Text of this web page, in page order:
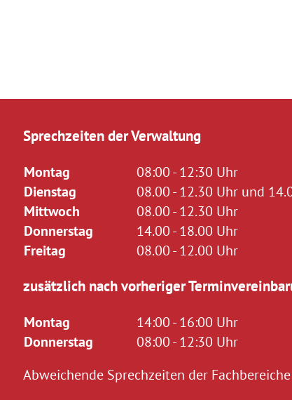
Sprechzeiten der Verwaltung
Montag
08:00 - 12:30 Uhr
Dienstag
08.00 - 12.30 Uhr und
Mittwoch
08.00 - 12.30 Uhr
Donnerstag
14.00 - 18.00 Uhr
Freitag
08.00 - 12.00 Uhr
zusätzlich nach vorheriger
Montag
14:00 - 16:00 Uhr
Donnerstag
08:00 - 12:30 Uhr
Abweichende Sprechzeiten der Fachbereiche